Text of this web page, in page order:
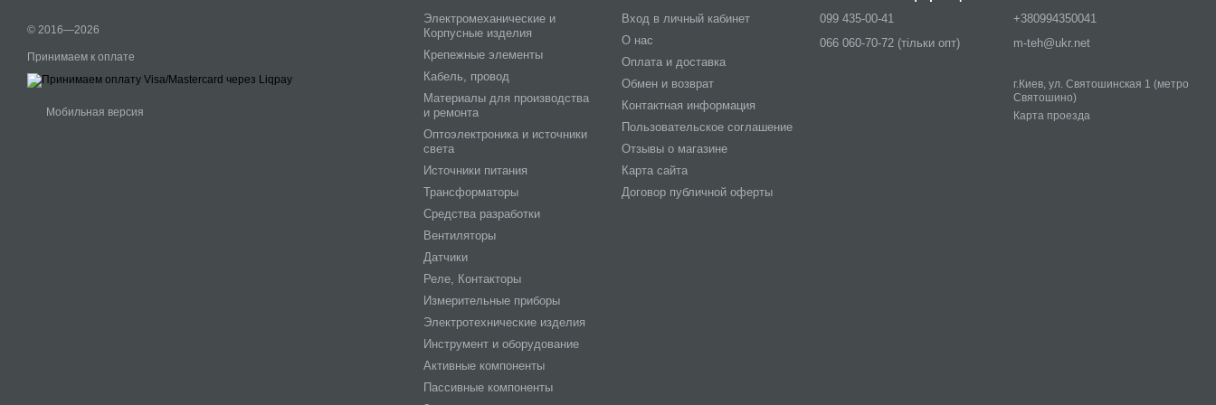
© 2016—2026
Принимаем к оплате
Мобильная версия
Электромеханические и
Корпусные изделия
Крепежные элементы
Кабель, провод
Материалы для производства
и ремонта
Оптоэлектроника и источники
света
Источники питания
Трансформаторы
Средства разработки
Вентиляторы
Датчики
Реле, Контакторы
Измерительные приборы
Электротехнические изделия
Инструмент и оборудование
Активные компоненты
Пассивные компоненты
Вход в личный кабинет
О нас
Оплата и доставка
Обмен и возврат
Контактная информация
Пользовательское соглашение
Отзывы о магазине
Карта сайта
Договор публичной оферты
099 435-00-41
066 060-70-72 (тільки опт)
+380994350041
m-teh@ukr.net
г.Киев, ул. Святошинская 1 (метро
Святошино)
Карта проезда